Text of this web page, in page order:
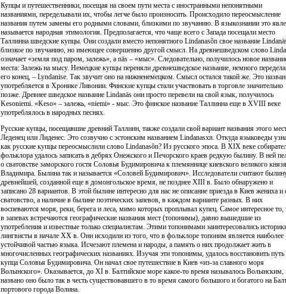
Купцы и путешественники, посещая на своем пути места с иностранными непонятными
названиями, переделывали их, чтобы легче было произносить. Происходило переосмысление
названия путем замены его родными словами, близкими по звучанию. В языкознании это
называется народная этимология. Предполагается, что чаще всего с Запада посещали место
Таллинна шведские купцы. Они создали вместо непонятного Lindanasõn свое название
близкое по звучанию, но имеющее совершенно другой смысл. На древнешведском слово Linda
означает «земля под паром, залежь», а näs – «мыс». Следовательно, получилось новое
места: Залежь на мысу. Немецкие купцы переняли древнешведское название, немного
его конец, – Lyndanise. Так звучит оно на нижненемецком. Смысл остался такой же. Это
употребляется в Хронике Ливонии. Финские купцы стали участвовать в торговле значительно
позже. Древнее шведское название Lindanäs они просто перевели на свой язык, получилось
Kesoniemi. «Keso» – залежь, «niemi» - мыс. Это финское название Таллинна еще в XVIII веке
употреблялось в народных песнях.
Русские купцы, посещавшие древний Таллинн, также создали свой вариант названия этого
Леденец или Лиденес. Это созвучно с эстонским названием Lindanasхn. Откуда языковеды
как русские купцы переосмыслили слово Lindanasõn? Из русского эпоса. В XIX веке
фольклора удалось записать в дебрях Онежского и Печорского краев редкую былину. В ней
о сватовстве заморского гостя Соловья Будимировича к племяннице киевского великого князя
Владимира. Былина так и называется «Соловей Будимирович». Исследователи считают
древнейшей, созданной еще в домонгольское время, не позднее XIII в. Было обнаружено и
записано 28 вариантов. В этой былине интересно для нас не описание приезда в Киев жениха и
сватовство, а наличие в былине поэтических запевов, в каждом варианте разных. В них
воспеваются моря, реки, берега и леса, мимо которых проплывал купец. Самое интересное то,
в запевах встречаются географические названия мест (топонимы), давно вышедшие из
употребления и известные только специалистам. Этими топонимами заинтересовались
лингвисты в начале XX в. Они исходили из того, что в фольклоре топоним является наиболее
устойчивой частью языка. Исчезают племена и народы, а память о них продолжает жить в
многочисленных географических названиях. Изучая эти топонимы, удалось восстановить путь
купца Соловья Будимировича. Он начал свое путешествие в Киев «из-за славного моря
Волынского». Оказывается, до XI в. Балтийское море какое-то время называлось Волынским,
названо оно было так в честь существовавшего в то время самого большого и богатого на
портового города Волина.